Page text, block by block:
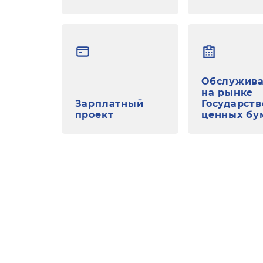
Зарплатный
проект
на рынке
ценных